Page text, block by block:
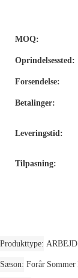
MOQ:
Oprindelsessted:
Forsendelse:
Betalinger:
Leveringstid:
Tilpasning:
Produkttype
Sæson Forår